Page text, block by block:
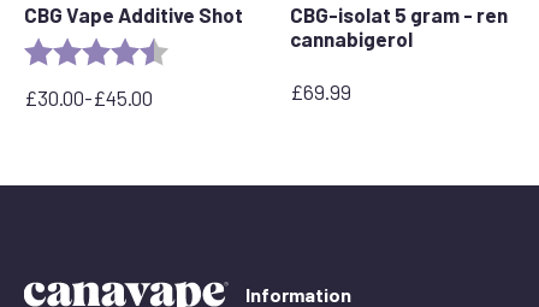
CBG Vape Additive Shot
Rating: 4.9 out of 5 stars
£30.00-£45.00
Prisinterval:
£45,00
CBG-isolat 5 gram - ren
cannabigerol
£69.99
Information